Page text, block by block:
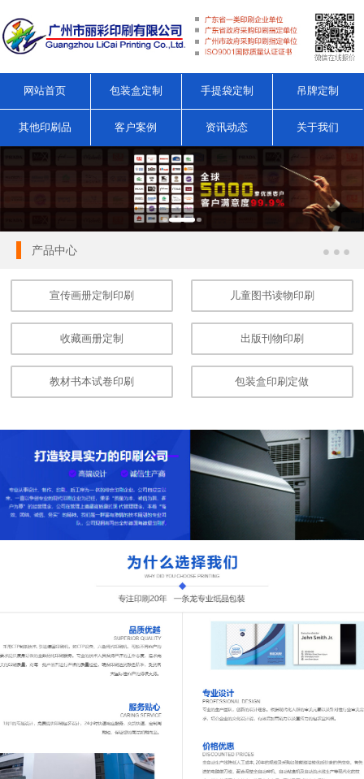
网站首页 包装盒定制 手提袋定制 吊牌定制
其他印刷品 客户案例 资讯动态 关于我们
产品中心
宣传画册定制印刷 儿童图书读物印刷
收藏画册定制 出版刊物印刷
教材书本试卷印刷 包装盒印刷定做